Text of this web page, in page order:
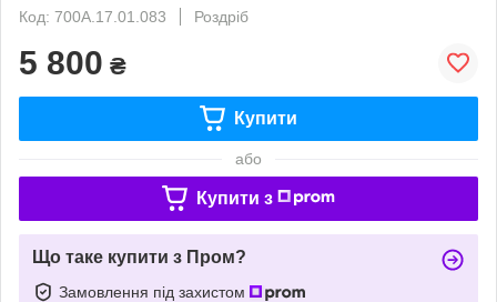
Код: 700А.17.01.083
Роздріб
5 800 ₴
Купити
або
Купити з
Що таке купити з Пром?
Замовлення під захистом